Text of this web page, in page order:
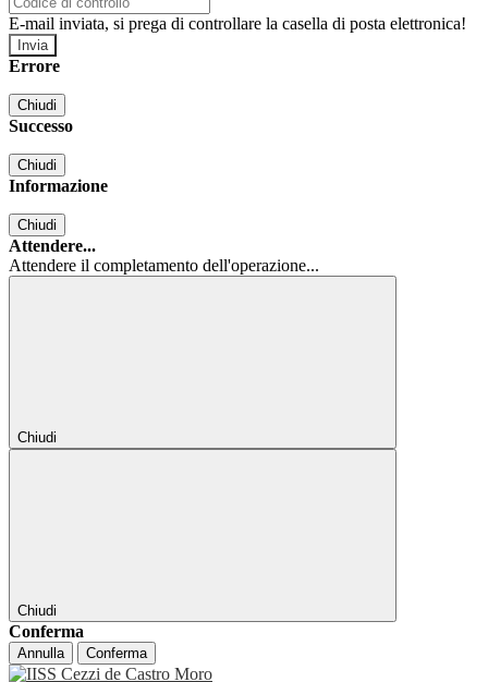
E-mail inviata, si prega di controllare la casella di posta elettronica!
Errore
Chiudi
Successo
Chiudi
Informazione
Chiudi
Attendere...
Attendere il completamento dell'operazione...
Chiudi
Chiudi
Conferma
Annulla Conferma